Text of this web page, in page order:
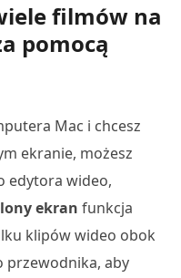
filmów na
pomocą
Mac i chcesz
ekranie, możesz
edytora wideo,
ekran funkcja
klipów wideo obok
przewodnika, aby